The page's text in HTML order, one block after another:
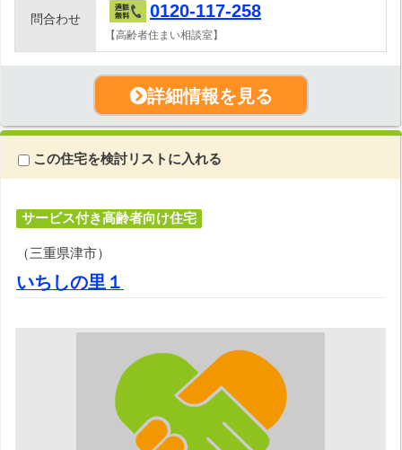
問合わせ 0120-117-258
【高齢者住まい相談室】
詳細情報を見る
この住宅を検討リストに入れる
サービス付き高齢者向け住宅
（三重県津市）
いちしの里１